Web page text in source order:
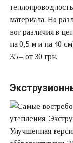
материала. Но
вот различия в
на 0,5 м и на 40
35 – от 30 грн.
Улучшенная